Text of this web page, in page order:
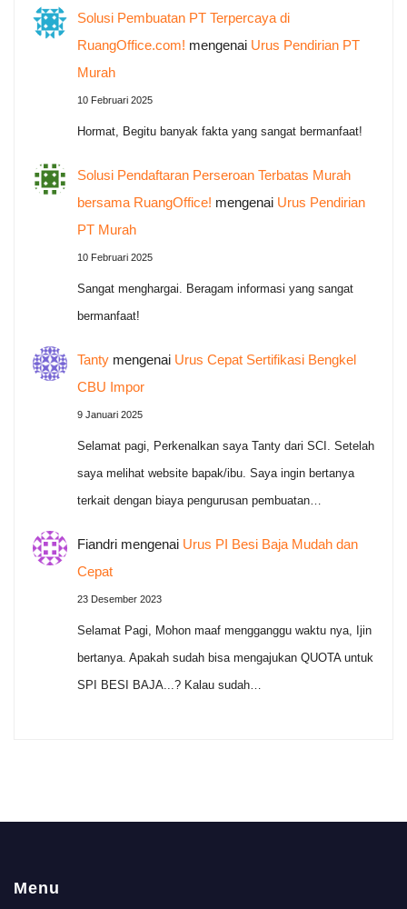
Solusi Pembuatan PT Terpercaya di
RuangOffice.com! mengenai Urus Pendirian PT
Murah
10 Februari 2025
Hormat, Begitu banyak fakta yang sangat bermanfaat!
Solusi Pendaftaran Perseroan Terbatas Murah
bersama RuangOffice! mengenai Urus Pendirian
PT Murah
10 Februari 2025
Sangat menghargai. Beragam informasi yang sangat
bermanfaat!
Tantymengenai Urus Cepat Sertifikasi Bengkel
CBU Impor
9 Januari 2025
Selamat pagi, Perkenalkan saya Tanty dari SCI. Setelah
saya melihat website bapak/ibu. Saya ingin bertanya
terkait dengan biaya pengurusan pembuatan…
Fiandrimengenai Urus PI Besi Baja Mudah dan
Cepat
23 Desember 2023
Selamat Pagi, Mohon maaf mengganggu waktu nya, Ijin
bertanya. Apakah sudah bisa mengajukan QUOTA untuk
SPI BESI BAJA...? Kalau sudah…
Menu